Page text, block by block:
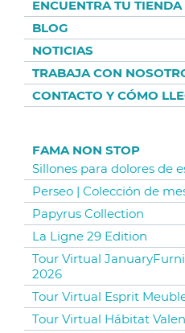
ENCUENTRA TU TIENDA
BLOG
NOTICIAS
TRABAJA CON
CONTACTO Y CÓMO
FAMA NON STOP
Sillones para dolores de
Perseo | Colección de
Papyrus Collection
La Ligne 29 Edition
Tour Virtual
2026
Tour Virtual Esprit
Tour Virtual Hábitat